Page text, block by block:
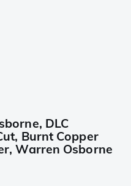
DLC
Burnt Copper
Warren Osborne